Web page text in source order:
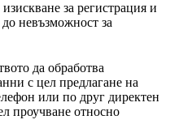
за регистрация и
невъзможност за
да обработва
с цел предлагане на
или по друг директен
проучване относно